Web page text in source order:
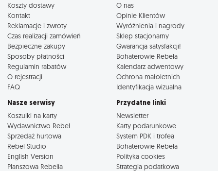
Koszty dostawy
Kontakt
Reklamacje i zwroty
Czas realizacji zamówień
Bezpieczne zakupy
Sposoby płatności
Regulamin rabatów
O rejestracji
FAQ
O nas
Opinie Klientów
Wyróżnienia i nagrody
Sklep stacjonarny
Gwarancja satysfakcji!
Bohaterowie Rebela
Kalendarz adwentowy
Ochrona małoletnich
Identyfikacja wizualna
Nasze serwisy
Koszulki na karty
Wydawnictwo Rebel
Sprzedaż hurtowa
Rebel Studio
English Version
Planszowa Rebelia
Przydatne linki
Newsletter
Karty podarunkowe
System PDK i trofea
Bohaterowie Rebela
Polityka cookies
Strategia podatkowa